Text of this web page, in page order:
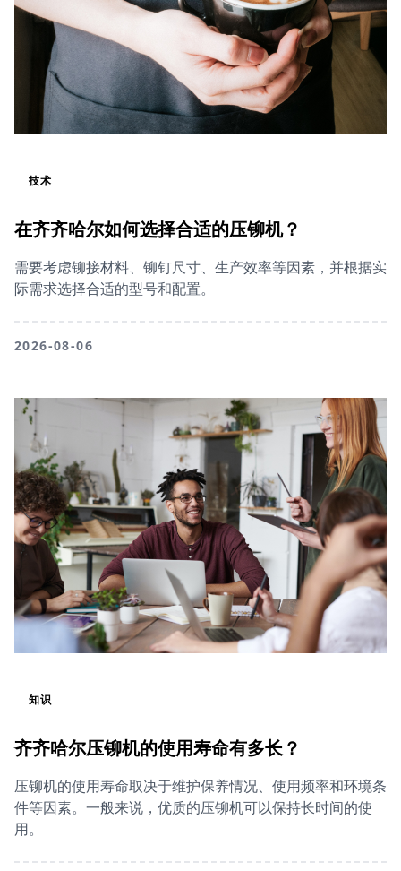
技术
在齐齐哈尔如何选择合适的压铆机？
需要考虑铆接材料、铆钉尺寸、生产效率等因素，并根据实
际需求选择合适的型号和配置。
2026-08-06
知识
齐齐哈尔压铆机的使用寿命有多长？
压铆机的使用寿命取决于维护保养情况、使用频率和环境条
件等因素。一般来说，优质的压铆机可以保持长时间的使
用。